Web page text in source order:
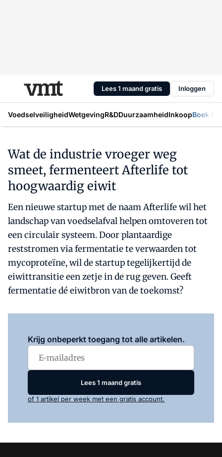
Lees 1 maand gratis Inloggen
VoedselveiligheidWetgevingR&DDuurzaamheidInkoopBoek
Wat de industrie vroeger weg
smeet, fermenteert Afterlife tot
hoogwaardig eiwit
Een nieuwe startup met de naam Afterlife wil het
landschap van voedselafval helpen omtoveren tot
een circulair systeem. Door plantaardige
reststromen via fermentatie te verwaarden tot
mycoproteïne, wil de startup tegelijkertijd de
eiwittransitie een zetje in de rug geven. Geeft
fermentatie dé eiwitbron van de toekomst?
Krijg onbeperkt toegang tot alle artikelen.
Lees 1 maand gratis
of 1 artikel per week met een gratis account.